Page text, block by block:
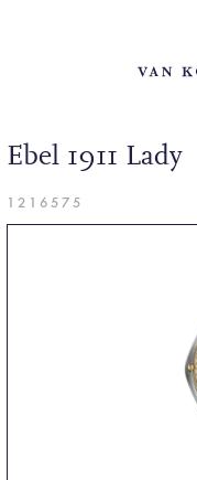
Ebel 1911 Lady
1216575